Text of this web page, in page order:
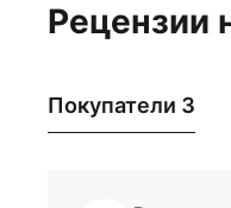
Рецензии
Покупатели 3